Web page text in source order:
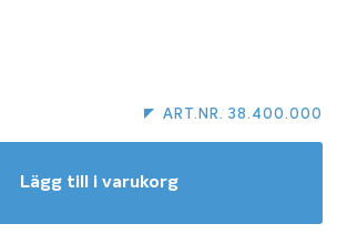
3 liter
ART.NR. 38.400.000
Lägg till i varukorg